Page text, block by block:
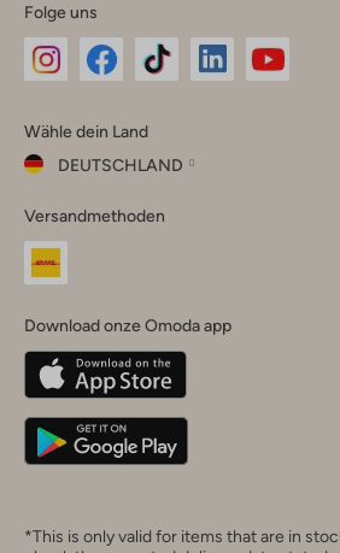
Folge uns
Instagram
Facebook
TikTok
Wähle dein Land
DEUTSCHLAND
dein
Land
Belgique(Français)
Deutschland
Versandmethoden
Download onze Omoda app
*This is only valid for items that are in